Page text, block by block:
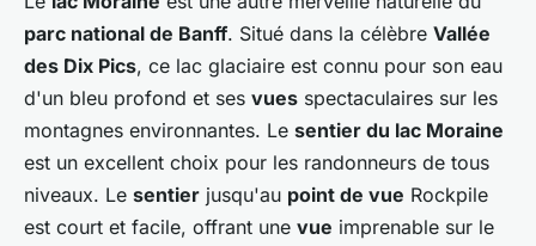
parc national de Banff. Situé dans la célèbre Vallée
des Dix Pics, ce lac glaciaire est connu pour son eau
d'un bleu profond et ses vues spectaculaires sur les
montagnes environnantes. Le sentier du lac Moraine
est un excellent choix pour les randonneurs de tous
niveaux. Le sentier jusqu'au point de vue Rockpile
est court et facile, offrant une vue imprenable sur le